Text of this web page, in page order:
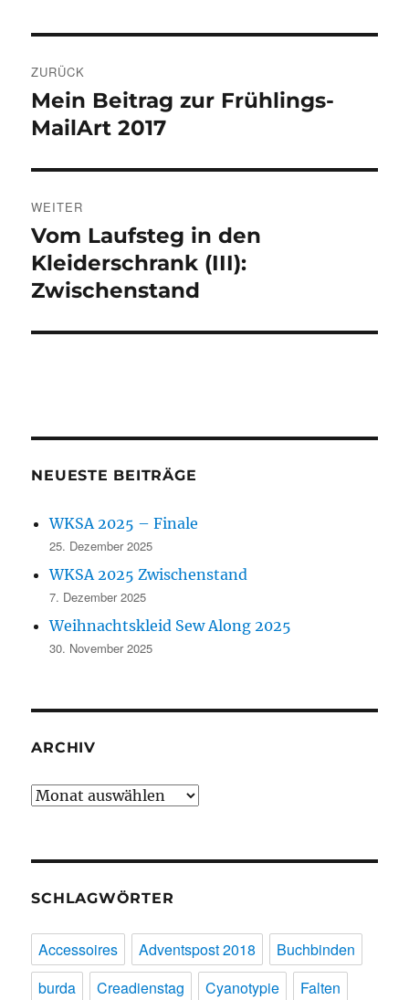
ZURÜCK
Vorheriger
Beitrag:
Mein Beitrag zur Frühlings-
MailArt 2017
WEITER
Nächster
Beitrag:
Vom Laufsteg in den
Kleiderschrank (III):
Zwischenstand
NEUESTE BEITRÄGE
WKSA 2025 – Finale
25. Dezember 2025
WKSA 2025 Zwischenstand
7. Dezember 2025
Weihnachtskleid Sew Along 2025
30. November 2025
ARCHIV
Archiv
SCHLAGWÖRTER
Accessoires Adventspost 2018
Buchbinden
burda
Creadienstag Cyanotypie
Falten